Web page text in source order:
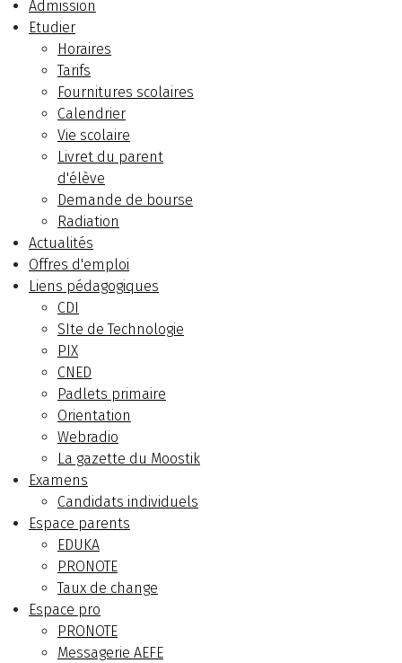
Admission
Etudier
Horaires
Tarifs
Fournitures scolaires
Calendrier
Vie scolaire
Livret du parent
d'élève
Demande de bourse
Radiation
Actualités
Offres d'emploi
Liens pédagogiques
CDI
SIte de Technologie
PIX
CNED
Padlets primaire
Orientation
Webradio
La gazette du Moostik
Examens
Candidats individuels
Espace parents
EDUKA
PRONOTE
Taux de change
Espace pro
PRONOTE
Messagerie AEFE